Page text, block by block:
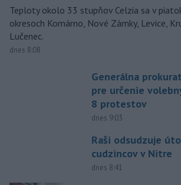
Teploty okolo 33 stupňov Celzia sa v
okresoch Komárno, Nové Zámky, Levice,
Lučenec.
dnes 8:08
Generálna
pre určenie
8 protestov
dnes 9:03
Raši odsudzuje
cudzincov v Nitre
dnes 8:41